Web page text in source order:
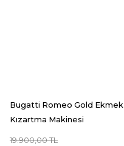
Bugatti Romeo Gold Ekmek
Kızartma Makinesi
19.900,00 TL